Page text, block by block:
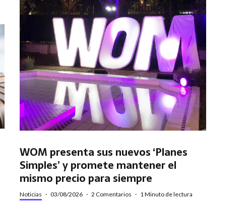
WOM presenta sus nuevos ‘Planes
Simples’ y promete mantener el
mismo precio para siempre
Noticias · 03/08/2026 · 2 Comentarios · 1 Minuto de lectura